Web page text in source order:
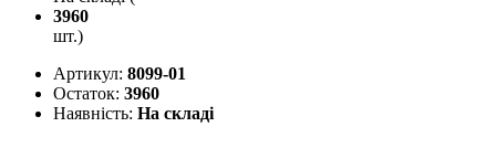
3960
шт.)
Артикул: 8099-01
Остаток: 3960
Наявність: На складі